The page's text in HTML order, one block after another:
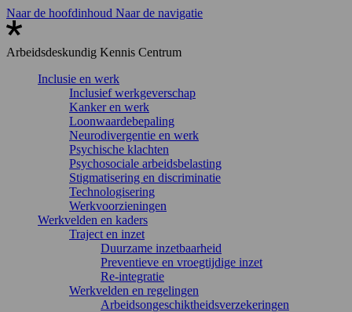
Naar de hoofdinhoud Naar de navigatie
Arbeidsdeskundig Kennis Centrum
Inclusie en werk
Inclusief werkgeverschap
Kanker en werk
Loonwaardebepaling
Neurodivergentie en werk
Psychische klachten
Psychosociale arbeidsbelasting
Stigmatisering en discriminatie
Technologisering
Werkvoorzieningen
Werkvelden en kaders
Traject en inzet
Duurzame inzetbaarheid
Preventieve en vroegtijdige inzet
Re-integratie
Werkvelden en regelingen
Arbeidsongeschiktheidsverzekeringen